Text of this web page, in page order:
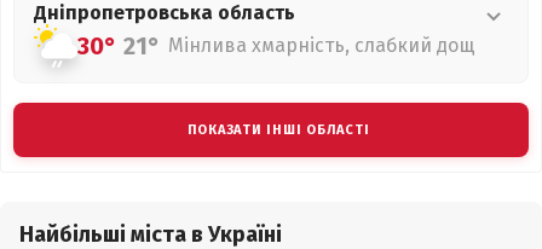
Дніпропетровська область
30° 21° Мінлива хмарність, слабкий дощ
ПОКАЗАТИ ІНШІ ОБЛАСТІ
Найбільші міста в Україні